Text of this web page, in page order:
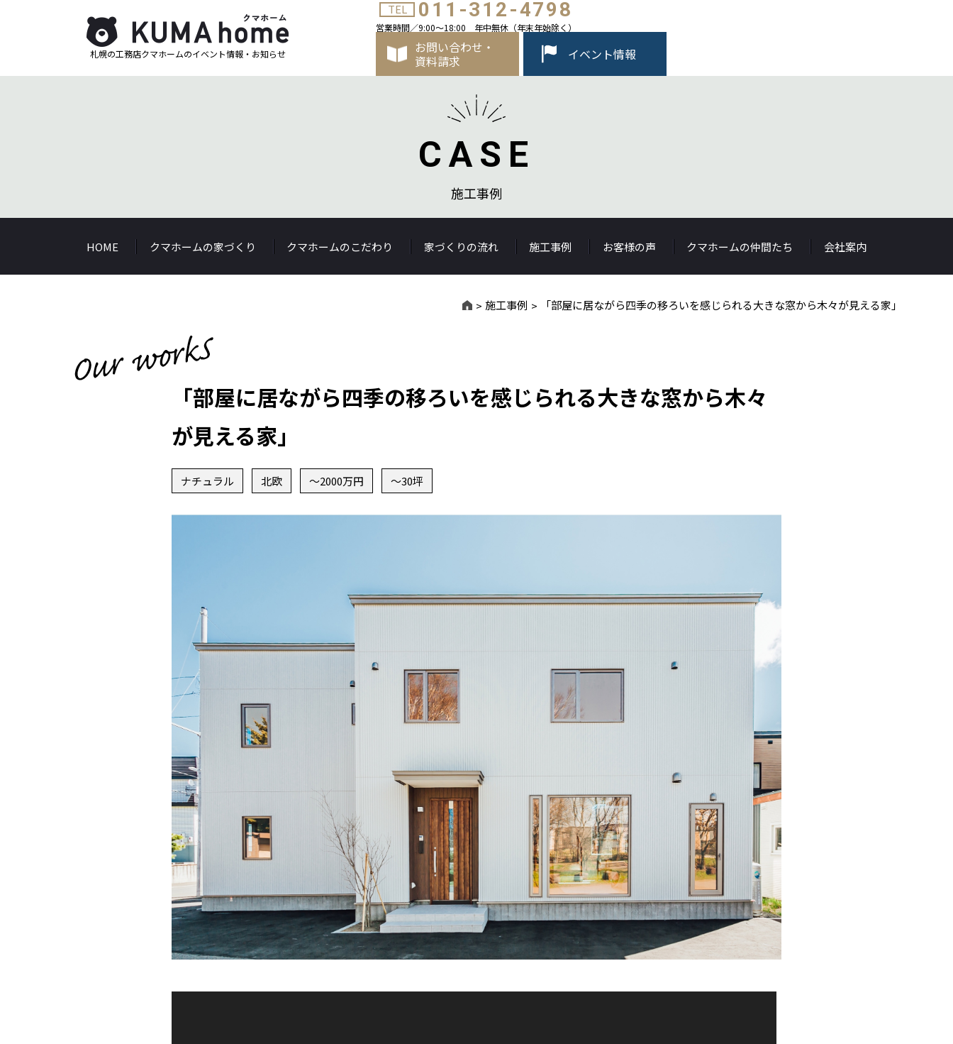
札幌の工務店クマホームのイベント情報・お知らせ
TEL 011-312-4798
営業時間／9:00～18:00 年中無休（年末年始除く）
お問い合わせ・
資料請求
イベント情報
CASE
施工事例
HOME クマホームの家づくり クマホームのこだわり 家づくりの流れ 施工事例 お客様の声 クマホームの仲間たち 会社案内
施工事例 「部屋に居ながら四季の移ろいを感じられる大きな窓から木々が見える家」
「部屋に居ながら四季の移ろいを感じられる大きな窓から木々
が見える家」
ナチュラル 北欧 〜2000万円 〜30坪